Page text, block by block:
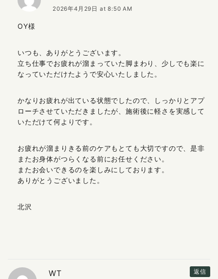
2026年4月29日 at 8:50 AM
OY様
いつも、ありがとうございます。
立ち仕事でお疲れが溜まっていた脚まわり、少しでも楽に
なっていただけたようで安心いたしました。
かなりお疲れが出ている状態でしたので、しっかりとアプ
ローチさせていただきましたが、施術後に軽さを実感して
いただけて何よりです。
お疲れが溜まりきる前のケアもとても大切ですので、是非
またお身体がつらくなる前にお任せください。
またお会いできるのを楽しみにしております。
ありがとうございました。
北沢
返信
WT